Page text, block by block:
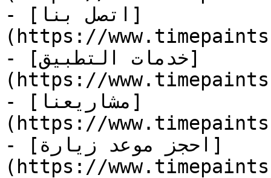
- [اتصل بنا]
(https://
- [خدمات التطبيق]
(https://
- [مشاريعنا]
(https://
- [احجز موعد زيارة]
(https://